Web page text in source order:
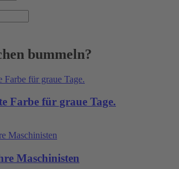
bummeln?
Farbe für graue Tage.
Maschinisten